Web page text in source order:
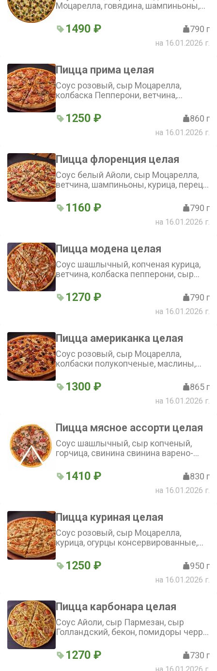
Моцарелла, говядина, шампиньоны,
1490 ₽ 790 г
на 16.01.2026 г.
Пицца прима целая
Соус розовый, сыр Моцарелла,
колбаска Пепперони, ветчина,
1250 ₽ 860 г
на 16.01.2026 г.
Пицца флоренция целая
Соус белый Айоли, сыр Моцарелла,
ветчина, шампиньоны, курица, перец
1160 ₽ 790 г
на 16.01.2026 г.
Пицца модена целая
Соус шашлычный, копченая курица,
ветчина, колбаска пепперони, сыр
(36 см)
1270 ₽ 790 г
на 16.01.2026 г.
Пицца американка целая
Соус розовый, сыр Моцарелла,
колбаски полукопченые, маслины,
1300 ₽ 865 г
на 16.01.2026 г.
Пицца мясное ассорти целая
Соус шашлычный, сыр копченый,
горчица, свинина свинина варено-
буженина, бекон, сыр Моцарелла,
помидор, зелень (36 см)
1410 ₽ 830 г
на 16.01.2026 г.
Пицца куриная целая
Соус розовый, сыр Моцарелла,
курица, огурцы консервированные,
1250 ₽ 950 г
на 16.01.2026 г.
Пицца карбонара целая
Соус Айоли, сыр Пармезан, сыр
Голландский, бекон, помидоры черри,
1270 ₽ 730 г